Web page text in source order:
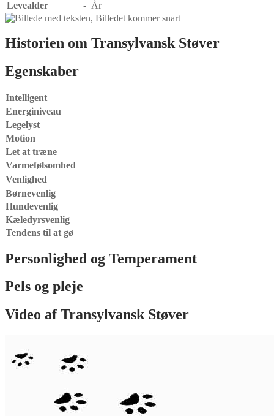
Levealder
- År
Historien om Transylvansk Støver
Egenskaber
Intelligent
Energiniveau
Legelyst
Motion
Let at træne
Varmefølsomhed
Venlighed
Børnevenlig
Hundevenlig
Kæledyrsvenlig
Tendens til at gø
Personlighed og Temperament
Pels og pleje
Video afTransylvansk Støver